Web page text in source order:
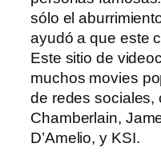
sólo el
ayudó a que este
Este sitio de
muchos movies
de redes sociales,
Chamberlain,
D’Amelio, y KSI.